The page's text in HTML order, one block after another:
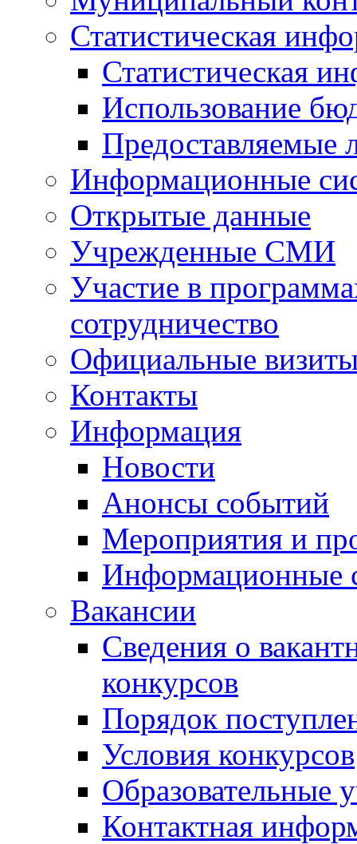
Статистическая
Статистическая
Использование
Предоставляемые
Информационные
Открытые данные
Учрежденные СМИ
Участие в
сотрудничество
Официальные
Контакты
Информация
Новости
Анонсы событий
Мероприятия и
Информационные
Вакансии
Сведения о
конкурсов
Порядок
Условия конкурсов
Образовательные
Контактная